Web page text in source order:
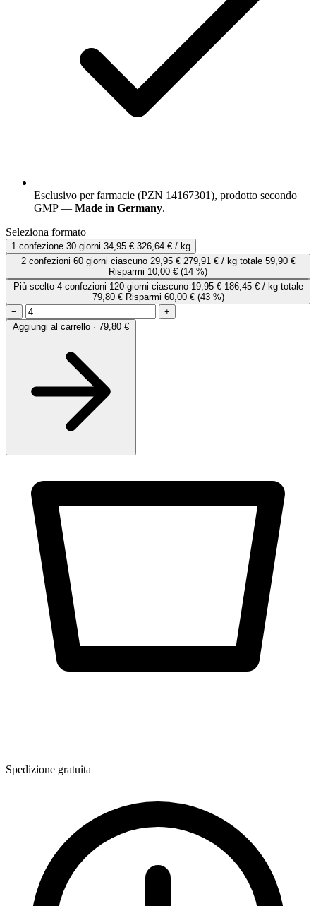
Esclusivo per farmacie (PZN 14167301), prodotto secondo
GMP — Made in Germany.
Seleziona formato
1 confezione 30 giorni 34,95 € 326,64 € / kg
2 confezioni 60 giorni ciascuno 29,95 € 279,91 € / kg totale 59,90 €
Risparmi 10,00 € (14 %)
Più scelto 4 confezioni 120 giorni ciascuno 19,95 € 186,45 € / kg totale
79,80 € Risparmi 60,00 € (43 %)
−
+
Aggiungi al carrello · 79,80 €
Spedizione gratuita